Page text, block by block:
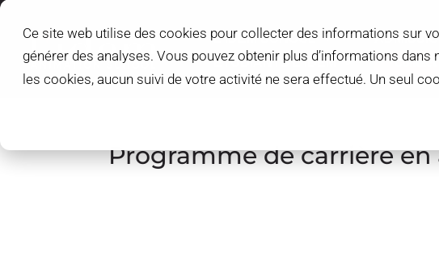
Ce site web utilise des cookies pour collecter des informations sur
générer des analyses. Vous pouvez obtenir plus d’informations dans
les cookies, aucun suivi de votre activité ne sera effectué. Un seul
L'IDEM SCHOOL
ÉTUDIANTS L'IDEM
Contact
Programme de carrière